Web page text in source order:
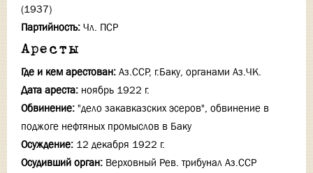
(1937)
Партийность: Чл. ПСР
Аресты
Где и кем арестован: Аз.ССР, г.Баку, органами Аз.ЧК.
Дата ареста: ноябрь 1922 г.
Обвинение: "дело закавказских эсеров", обвинение в
поджоге нефтяных промыслов в Баку
Осуждение: 12 декабря 1922 г.
Осудивший орган: Верховный Рев. трибунал Аз.ССР